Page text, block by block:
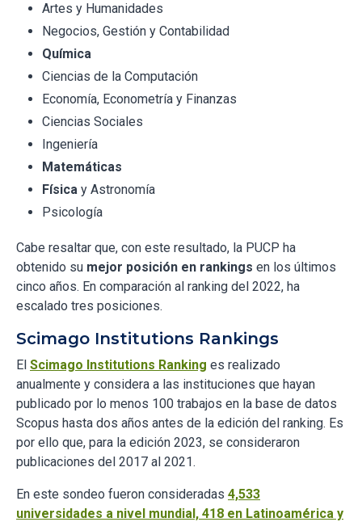
Artes y Humanidades
Negocios, Gestión y Contabilidad
Química
Ciencias de la Computación
Economía, Econometría y Finanzas
Ciencias Sociales
Ingeniería
Matemáticas
Física y Astronomía
Psicología
Cabe resaltar que, con este resultado, la PUCP ha
obtenido su mejor posición en rankings en los últimos
cinco años. En comparación al ranking del 2022, ha
escalado tres posiciones.
Scimago Institutions Rankings
El Scimago Institutions Ranking es realizado
anualmente y considera a las instituciones que hayan
publicado por lo menos 100 trabajos en la base de datos
Scopus hasta dos años antes de la edición del ranking. Es
por ello que, para la edición 2023, se consideraron
publicaciones del 2017 al 2021.
En este sondeo fueron consideradas 4,533
universidades a nivel mundial, 418 en Latinoamérica y